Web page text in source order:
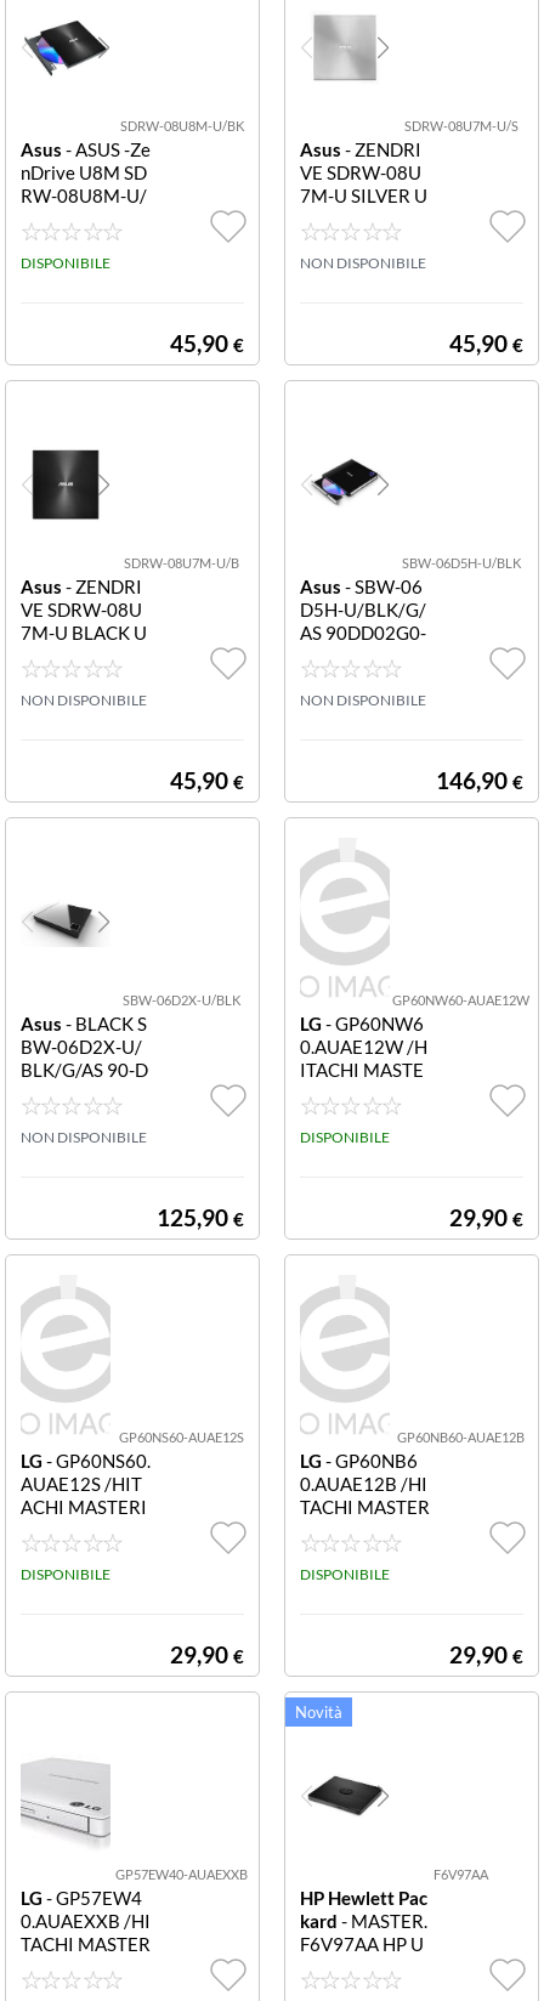
SDRW-08U8M-U/BK
Asus - ASUS -Ze
nDrive U8M SD
RW-08U8M-U/
BLK/G/AS/P2G
90DD0290-M2
9000 SDRW-08
DISPONIBILE
45,90 €
SDRW-08U7M-U/S
Asus - ZENDRI
VE SDRW-08U
7M-U SILVER U
90DD01X2-M2
9000 MASTERI
ZZATORE ASUS
NON DISPONIBILE
45,90 €
SDRW-08U7M-U/B
Asus - ZENDRI
VE SDRW-08U
7M-U BLACK U
NERO 90DD01
X0-M29000 M
ASTERIZZATOR
NON DISPONIBILE
45,90 €
SBW-06D5H-U/BLK
Asus - SBW-06
D5H-U/BLK/G/
AS 90DD02G0-
M29000 SBW-
06D5H-U/BLK/
G/AS/P2G
NON DISPONIBILE
146,90 €
SBW-06D2X-U/BLK
Asus - BLACK S
BW-06D2X-U/
BLK/G/AS 90-D
T20305-UA199
KZ SBW-06D2X
-U/BLK/G/AS
NON DISPONIBILE
125,90 €
GP60NW60-AUAE12W
LG - GP60NW6
0.AUAE12W /H
ITACHI MASTE
RIZZATORE DV
D ESTERNO GP
60NW60 SLIM
DISPONIBILE
29,90 €
GP60NS60-AUAE12S
LG - GP60NS60.
AUAE12S /HIT
ACHI MASTERI
ZZATORE DVD
ESTERNO GP6
0NS60 SLIM US
DISPONIBILE
29,90 €
GP60NB60-AUAE12B
LG - GP60NB6
0.AUAE12B /HI
TACHI MASTER
IZZATORE DVD
ESTERNO GP6
0NB60 SLIM US
DISPONIBILE
29,90 €
GP57EW40-AUAEXXB
LG - GP57EW4
0.AUAEXXB /HI
TACHI MASTER
IZZATORE DVD
ESTERNO GP5
F6V97AA
HP Hewlett Pac
kard - MASTER.
F6V97AA HP U
SB External DV
DRW Drive Il vo